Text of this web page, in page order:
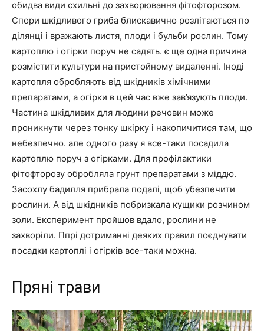
обидва види схильні до захворювання фітофторозом.
Спори шкідливого гриба блискавично розлітаються по
ділянці і вражають листя, плоди і бульби рослин. Тому
картоплю і огірки поруч не садять. є ще одна причина
розмістити культури на пристойному видаленні. Іноді
картопля обробляють від шкідників хімічними
препаратами, а огірки в цей час вже зав’язують плоди.
Частина шкідливих для людини речовин може
проникнути через тонку шкірку і накопичитися там, що
небезпечно. але одного разу я все-таки посадила
картоплю поруч з огірками. Для профілактики
фітофторозу обробляла грунт препаратами з міддю.
Засохлу бадилля прибрала подалі, щоб убезпечити
рослини. А від шкідників побризкала кущики розчином
золи. Експеримент пройшов вдало, рослини не
захворіли. Ппрі дотриманні деяких правил поєднувати
посадки картоплі і огірків все-таки можна.
Пряні трави